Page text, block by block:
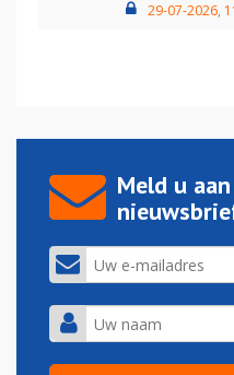
29-07-2026,
Meld u